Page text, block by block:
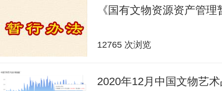
《国有文物资源资产管
12765 次浏览
2020年12月中国文物艺